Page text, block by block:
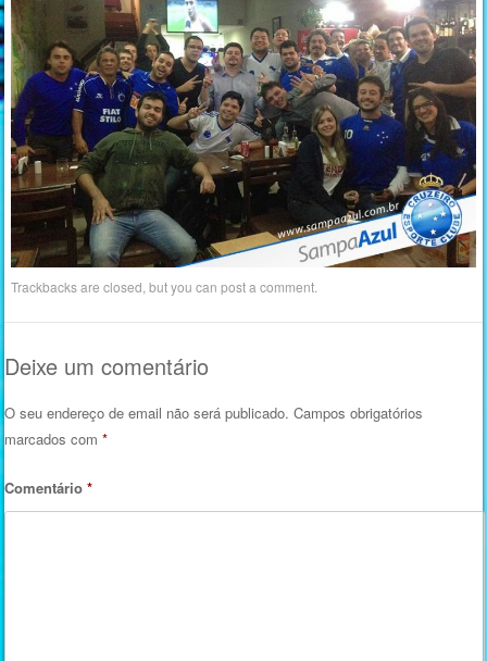
Trackbacks are closed, but you canpost a comment
Deixe um comentário
O seu endereço de email não será publicado. Campos obrigatórios
marcados com*
Comentário*